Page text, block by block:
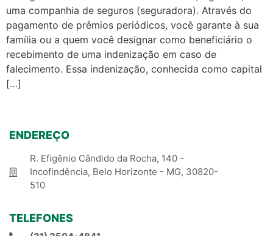
uma companhia de seguros (seguradora). Através do
pagamento de prêmios periódicos, você garante à sua
família ou a quem você designar como beneficiário o
recebimento de uma indenização em caso de
falecimento. Essa indenização, conhecida como capital
[…]
ENDEREÇO
R. Efigênio Cândido da Rocha, 140 -
Incofindência, Belo Horizonte - MG, 30820-
510
TELEFONES